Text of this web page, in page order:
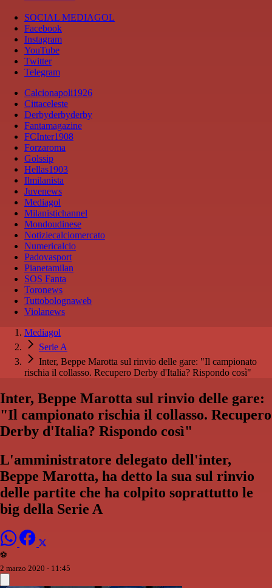
SOCIAL MEDIAGOL
Facebook
Instagram
YouTube
Twitter
Telegram
Calcionapoli1926
Cittaceleste
Derbyderbyderby
Fantamagazine
FCInter1908
Forzaroma
Golssip
Hellas1903
Ilmilanista
Juvenews
Mediagol
Milanistichannel
Mondoudinese
Notiziecalciomercato
Numericalcio
Padovasport
Pianetamilan
SOS Fanta
Toronews
Tuttobolognaweb
Violanews
Mediagol
Serie A
Inter, Beppe Marotta sul rinvio delle gare: "Il campionato
rischia il collasso. Recupero Derby d'Italia? Rispondo così"
Inter, Beppe Marotta sul rinvio delle gare:
"Il campionato rischia il collasso. Recupero
Derby d'Italia? Rispondo così"
L'amministratore delegato dell'inter,
Beppe Marotta, ha detto la sua sul rinvio
delle partite che ha colpito soprattutto le
big della Serie A
⚽️
2 marzo 2020 - 11:45